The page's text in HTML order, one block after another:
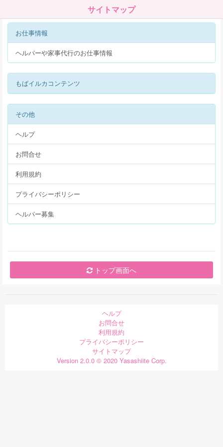
サイトマップ
お仕事情報
ヘルパーや家事代行のお仕事情報
もばイルカコンテンツ
その他
ヘルプ
お問合せ
利用規約
プライバシーポリシー
ヘルパー募集
トップ画面へ
ヘルプ
お問合せ
利用規約
プライバシーポリシー
サイトマップ
Version 2.0.0 © 2020 Yasashiite Corp.